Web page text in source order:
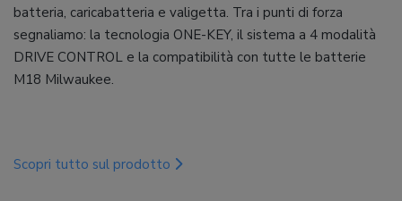
batteria, caricabatteria e valigetta. Tra i punti di forza
segnaliamo: la tecnologia ONE-KEY, il sistema a 4 modalità
DRIVE CONTROL e la compatibilità con tutte le batterie
M18 Milwaukee.
Scopri tutto sul prodotto